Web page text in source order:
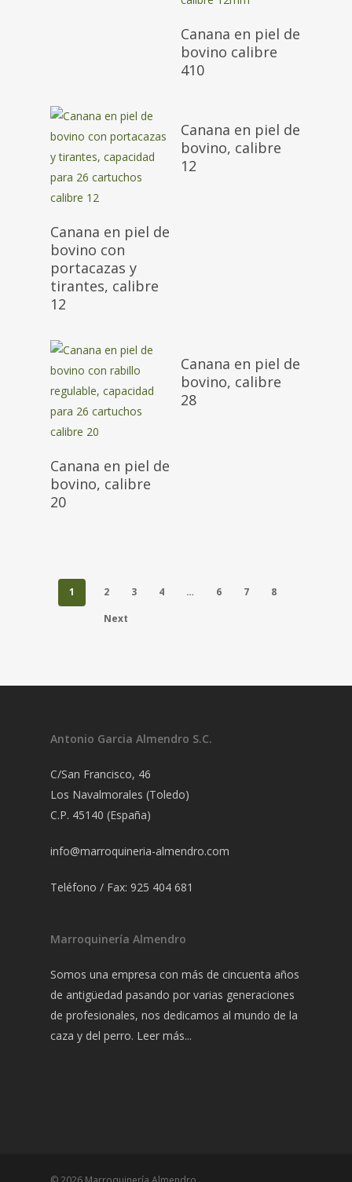
Canana en piel de
bovino calibre
410
Canana en piel de
bovino con
portacazas y
tirantes, calibre
12
Canana en piel de
bovino, calibre
12
Canana en piel de
bovino, calibre
20
Canana en piel de
bovino, calibre
28
1 2 3 4 … 6 7
8
Next
Antonio Garcia Almendro S.C.
C/San Francisco, 46
Los Navalmorales (Toledo)
C.P. 45140 (España)
info@marroquineria-almendro.com
Teléfono / Fax: 925 404 681
Marroquinería Almendro
Somos una empresa con más de cincuenta años
de antigüedad pasando por varias generaciones
de profesionales, nos dedicamos al mundo de la
caza y del perro. Leer más...